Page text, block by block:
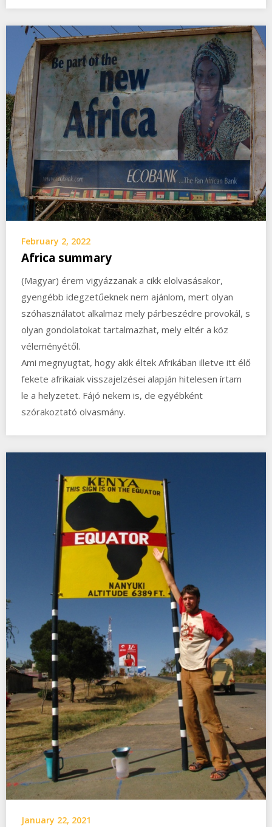
February 2, 2022
Africa summary
(Magyar) érem vigyázzanak a cikk elolvasásakor,
gyengébb idegzetűeknek nem ajánlom, mert olyan
szóhasználatot alkalmaz mely párbeszédre provokál, s
olyan gondolatokat tartalmazhat, mely eltér a köz
véleményétől.
Ami megnyugtat, hogy akik éltek Afrikában illetve itt élő
fekete afrikaiak visszajelzései alapján hitelesen írtam
le a helyzetet. Fájó nekem is, de egyébként
szórakoztató olvasmány.
January 22, 2021